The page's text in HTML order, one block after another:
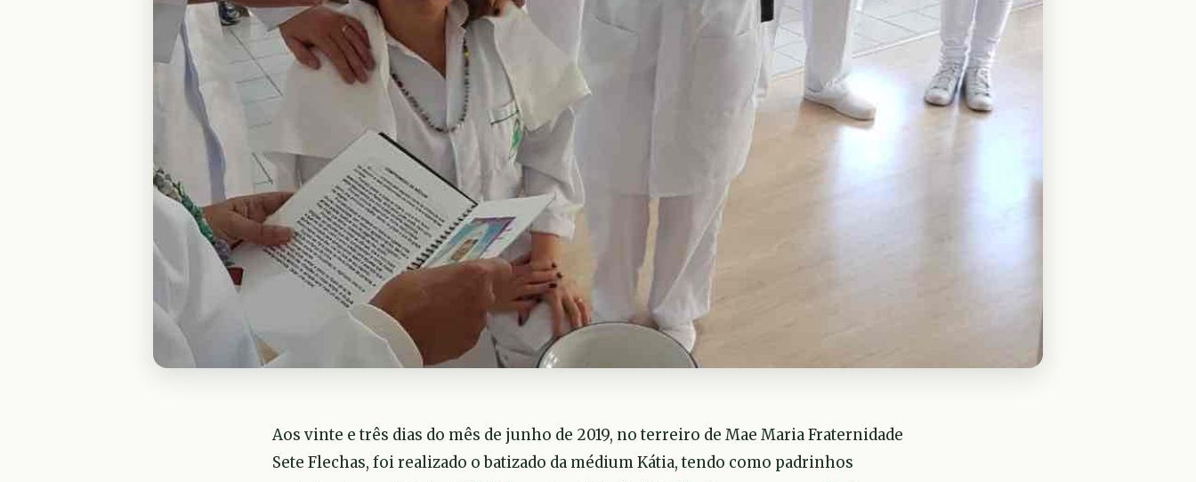
Aos vinte e três dias do mês de junho de 2019, no terreiro de Mae Maria Fraternidade
Sete Flechas, foi realizado o batizado da médium Kátia, tendo como padrinhos